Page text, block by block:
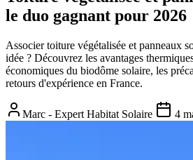
le duo gagnant pour 2026
Associer toiture végétalisée et panneaux
idée ? Découvrez les avantages
économiques du biodôme solaire, les
retours d'expérience en France.
Marc - Expert Habitat Solaire 4